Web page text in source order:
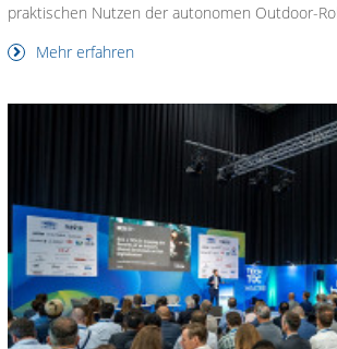
praktischen Nutzen der autonomen Outdoor-
Mehr erfahren